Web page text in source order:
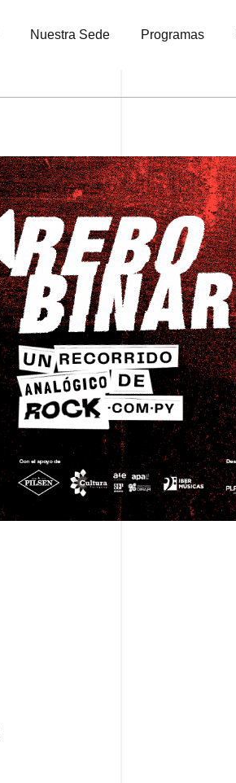
Nuestra Sede Programas